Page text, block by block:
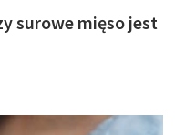
surowe mięso jest